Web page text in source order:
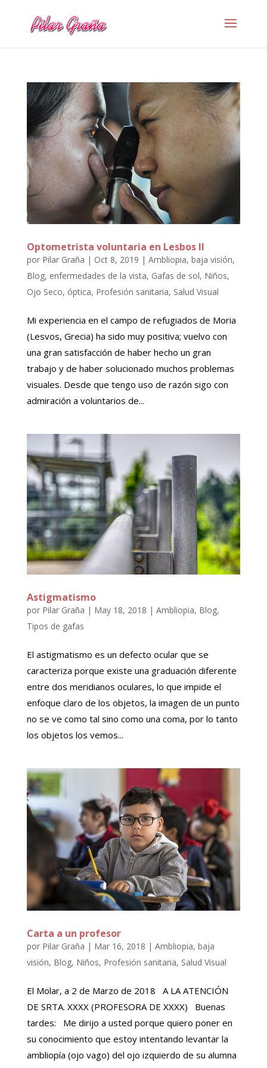
Optometrista voluntaria en Lesbos II
por Pilar Graña | Oct 8, 2019 | Ambliopia, baja visión,
Blog, enfermedades de la vista, Gafas de sol, Niños,
Ojo Seco, óptica, Profesión sanitaria, Salud Visual
Mi experiencia en el campo de refugiados de Moria
(Lesvos, Grecia) ha sido muy positiva; vuelvo con
una gran satisfacción de haber hecho un gran
trabajo y de haber solucionado muchos problemas
visuales. Desde que tengo uso de razón sigo con
admiración a voluntarios de...
Astigmatismo
por Pilar Graña | May 18, 2018 | Ambliopia, Blog,
Tipos de gafas
El astigmatismo es un defecto ocular que se
caracteriza porque existe una graduación diferente
entre dos meridianos oculares, lo que impide el
enfoque claro de los objetos, la imagen de un punto
no se ve como tal sino como una coma, por lo tanto
los objetos los vemos...
Carta a un profesor
por Pilar Graña | Mar 16, 2018 | Ambliopia, baja
visión, Blog, Niños, Profesión sanitaria, Salud Visual
El Molar, a 2 de Marzo de 2018 A LA ATENCIÓN
DE SRTA. XXXX (PROFESORA DE XXXX) Buenas
tardes: Me dirijo a usted porque quiero poner en
su conocimiento que estoy intentando levantar la
ambliopía (ojo vago) del ojo izquierdo de su alumna